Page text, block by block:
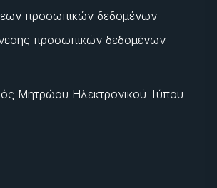
προσωπικών δεδομένων
προσωπικών δεδομένων
Μητρώου Ηλεκτρονικού Τύπου